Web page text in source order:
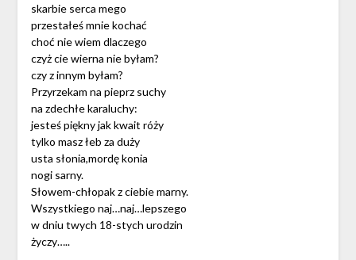
skarbie serca mego
przestałeś mnie kochać
choć nie wiem dlaczego
czyż cie wierna nie byłam?
czy z innym byłam?
Przyrzekam na pieprz suchy
na zdechłe karaluchy:
jesteś piękny jak kwait róży
tylko masz łeb za duży
usta słonia,mordę konia
nogi sarny.
Słowem-chłopak z ciebie marny.
Wszystkiego naj…naj…lepszego
w dniu twych 18-stych urodzin
życzy…..